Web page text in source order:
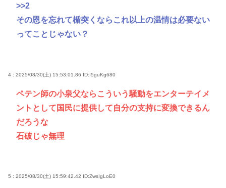
>>2
その恩を忘れて楯突くならこれ以上の温情は必要ない
ってことじゃない？
4 : 2025/08/30(土) 15:53:01.86 ID:I5guKg680
ペテン師の小泉父ならこういう騒動をエンターテイメ
ントとして国民に提供して自分の支持に変換できるん
だろうな
石破じゃ無理
5 : 2025/08/30(土) 15:59:42.42 ID:ZwsIgLoE0